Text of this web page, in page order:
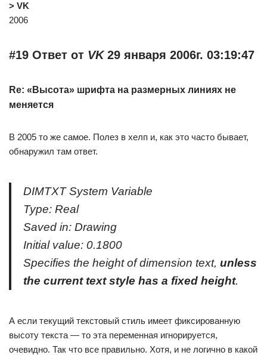
> VK
2006
#19 Ответ от VK29 января 2006г. 03:19:47
Re: «Высота» шрифта на размерных линиях не
меняется
В 2005 то же самое. Полез в хелп и, как это часто бывает,
обнаружил там ответ.
DIMTXT System Variable
Type: Real
Saved in: Drawing
Initial value: 0.1800
Specifies the height of dimension text, unless
the current text style has a fixed height.
А если текущий текстовый стиль имеет фиксированную
высоту текста — то эта переменная игнорируется,
очевидно. Так что все правильно. Хотя, и не логично в какой